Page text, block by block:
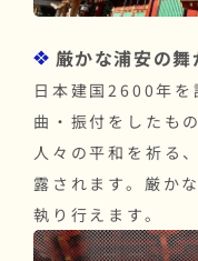
厳かな浦安の
日本建国2600年を
曲・振付をしたも
人々の平和を祈る
露されます。厳か
執り行えます。